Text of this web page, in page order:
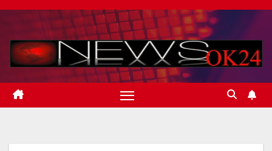
Skip
content